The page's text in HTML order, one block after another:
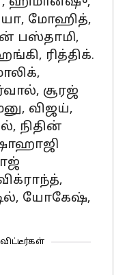
மோஹித்,
ரித்திக்.
சூரஜ்
விஜய்,
நிதின்
யோகேஷ்,
விட்டீர்கள்